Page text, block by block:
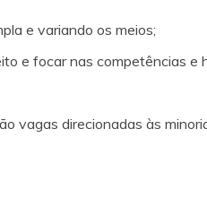
e variando os meios;
e focar nas competências e
vagas direcionadas às